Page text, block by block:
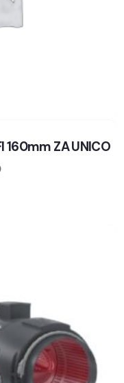
160mm ZA UNICO